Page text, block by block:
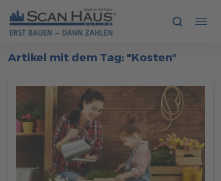
HÄUSER
SCANHAUS-VORTEILE
RUND UMS BAUEN
ÜBER UNS
Artikel mit dem Tag: "Kosten"